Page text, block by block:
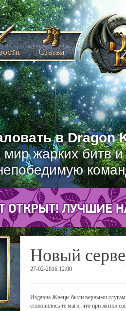
в Dragon
мир жарких битв
Статьи
Новый
27-02-2016 12:00
Издавна Жнецы были верными
становились те маги, что при жизни